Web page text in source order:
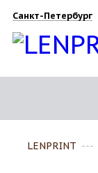
Санкт-Петербург
LENPRINT ---